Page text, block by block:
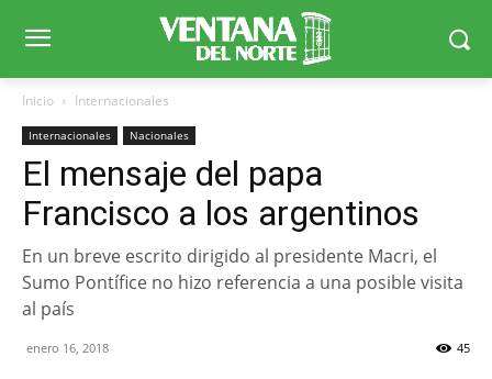
Inicio Internacionales
Internacionales Nacionales
El mensaje del papa
Francisco a los argentinos
En un breve escrito dirigido al presidente Macri, el
Sumo Pontífice no hizo referencia a una posible visita
al país
enero 16, 2018 45